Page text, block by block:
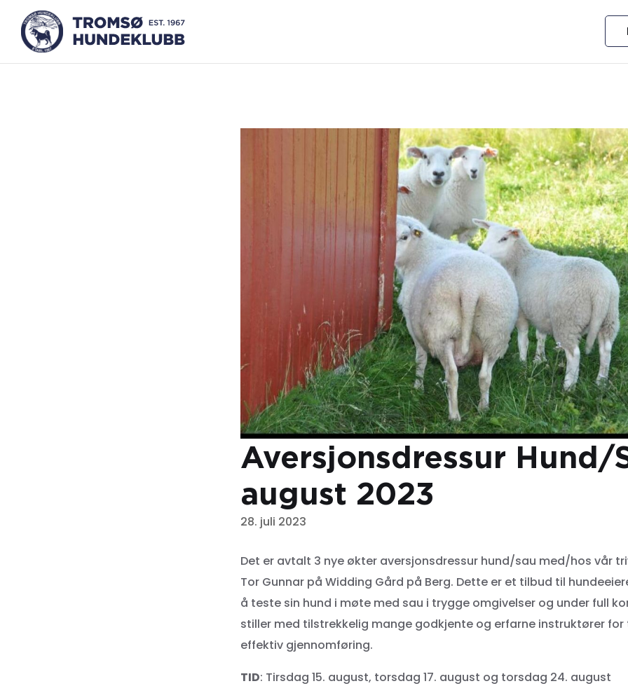
Aversjonsdressur Hund/
august 2023
28. juli 2023
Det er avtalt 3 nye økter aversjonsdressur hund/sau med/hos vår
Tor Gunnar på Widding Gård på Berg. Dette er et tilbud til
å teste sin hund i møte med sau i trygge omgivelser og under full
stiller med tilstrekkelig mange godkjente og erfarne instruktører for
effektiv gjennomføring.
TID: Tirsdag 15. august, torsdag 17. august og torsdag 24. august